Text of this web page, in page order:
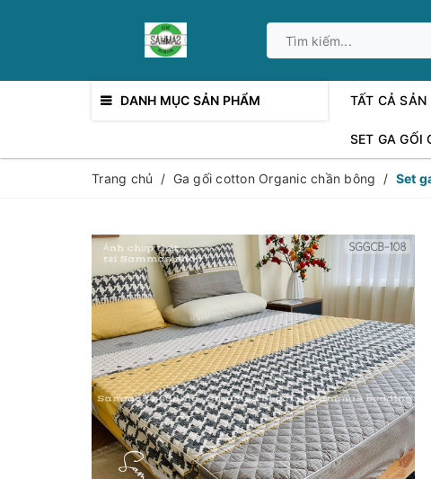
DANH MỤC SẢN PHẨM TẤT CẢ SẢN
SET GA GỐI
Trang chủ / Ga gối cotton Organic chần bông / Set